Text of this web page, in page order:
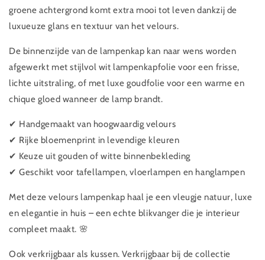
groene achtergrond komt extra mooi tot leven dankzij de
luxueuze glans en textuur van het velours.
De binnenzijde van de lampenkap kan naar wens worden
afgewerkt met stijlvol wit lampenkapfolie voor een frisse,
lichte uitstraling, of met luxe goudfolie voor een warme en
chique gloed wanneer de lamp brandt.
✔ Handgemaakt van hoogwaardig velours
✔ Rijke bloemenprint in levendige kleuren
✔ Keuze uit gouden of witte binnenbekleding
✔ Geschikt voor tafellampen, vloerlampen en hanglampen
Met deze velours lampenkap haal je een vleugje natuur, luxe
en elegantie in huis – een echte blikvanger die je interieur
compleet maakt. 🌸
Ook verkrijgbaar als kussen. Verkrijgbaar bij de collectie